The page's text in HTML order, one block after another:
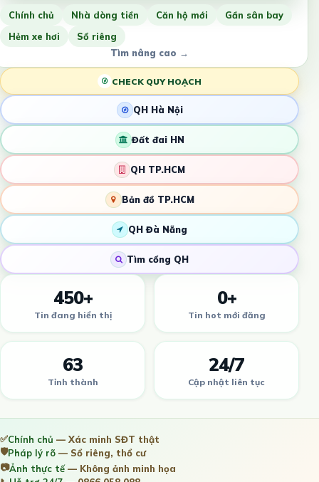
Chính chủ Nhà dòng tiền Căn hộ mới
Gần sân bay
Hẻm xe hơi
Sổ riêng
Tìm nâng cao →
CHECK QUY HOẠCH
QH Hà Nội
Đất đai HN
QH TP.HCM
Bản đồ TP.HCM
QH Đà Nẵng
Tìm cổng QH
450+
Tin đang hiển thị
0+
Tin hot mới đăng
63
Tỉnh thành
24/7
Cập nhật liên tục
✅Chính chủ — Xác minh SĐT thật
🛡️Pháp lý rõ — Sổ riêng, thổ cư
📷Ảnh thực tế— Không ảnh minh họa